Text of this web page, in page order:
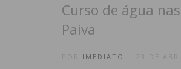
Curso de água
Paiva
IMEDIATO 23 DE